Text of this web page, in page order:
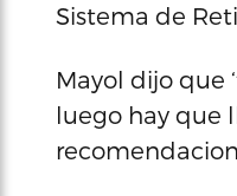
Sistema de
Mayol dijo que
luego hay que